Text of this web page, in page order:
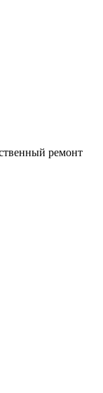
ремонт